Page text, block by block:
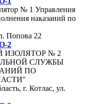
№ 1 Управления
наказаний по
Попова 22
2
№ 2
СЛУЖБЫ
ПО
г. Котлас, ул.